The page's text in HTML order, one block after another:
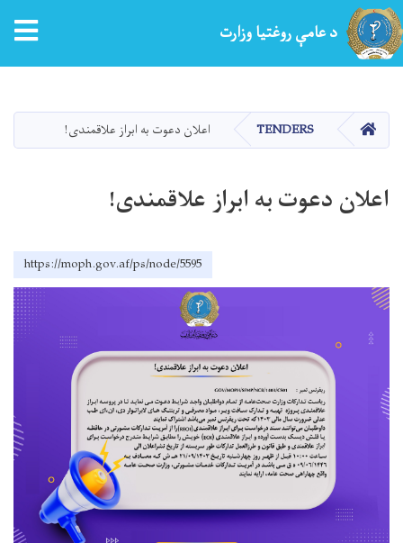
دانګل
د عامې روغتیا وزارت
کور TENDERS اعلان دعوت به ابراز علاقمندی!
اعلان دعوت به ابراز علاقمندی!
https://moph.gov.af/ps/node/5595